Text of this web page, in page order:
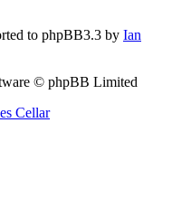
to phpBB3.3 by Ian
© phpBB Limited
Cellar